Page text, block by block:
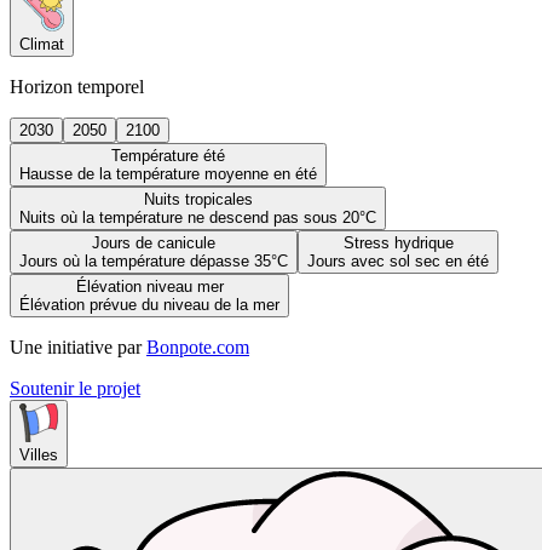
Climat
Horizon temporel
2030 2050
2100
Température été
Hausse de la température moyenne en été
Nuits tropicales
Nuits où la température ne descend pas sous 20°C
Jours de canicule
Jours où la température dépasse 35°C
Stress hydrique
Jours avec sol sec en été
Élévation niveau mer
Élévation prévue du niveau de la mer
Une initiative par Bonpote.com
Soutenir le projet
Villes